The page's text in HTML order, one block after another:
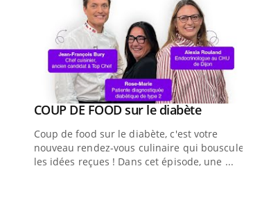
Youtube
COUP DE FOOD sur le diabèteYoutube
Coup de food sur le diabète, c'est votre
nouveau rendez-vous culinaire qui bouscule
les idées reçues ! Dans cet épisode, une ...